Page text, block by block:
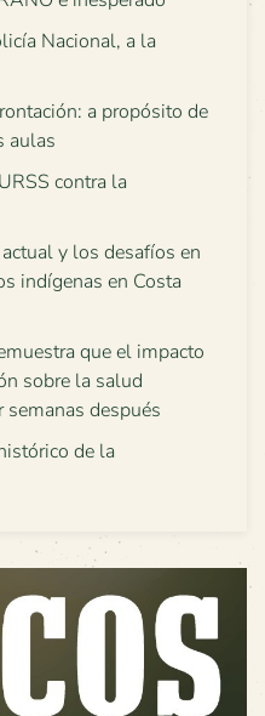
Nacional, a la
a propósito de
aulas
contra la
y los desafíos en
indígenas en Costa
que el impacto
sobre la salud
semanas después
de la